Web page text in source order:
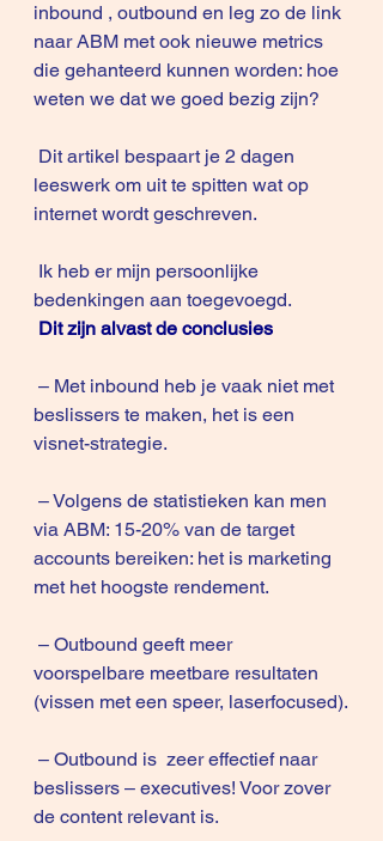
inbound , outbound en leg zo de link
naar ABM met ook nieuwe metrics
die gehanteerd kunnen worden: hoe
weten we dat we goed bezig zijn?
leeswerk om uit te spitten wat op
internet wordt geschreven.
bedenkingen aan toegevoegd.
Dit zijn alvast de conclusies
beslissers te maken, het is een
visnet-strategie.
via ABM: 15-20% van de target
accounts bereiken: het is marketing
met het hoogste rendement.
voorspelbare meetbare resultaten
(vissen met een speer, laserfocused).
beslissers – executives! Voor zover
de content relevant is.